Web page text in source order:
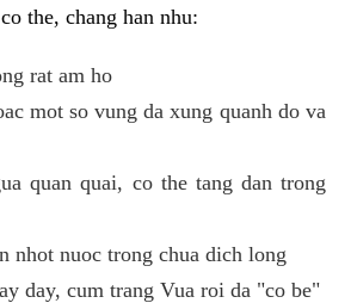
the, chang han nhu:
rat am ho
mot so vung da xung quanh do va
quan quai, co the tang dan trong
nhot nuoc trong chua dich long
day, cum trang Vua roi da "co be"